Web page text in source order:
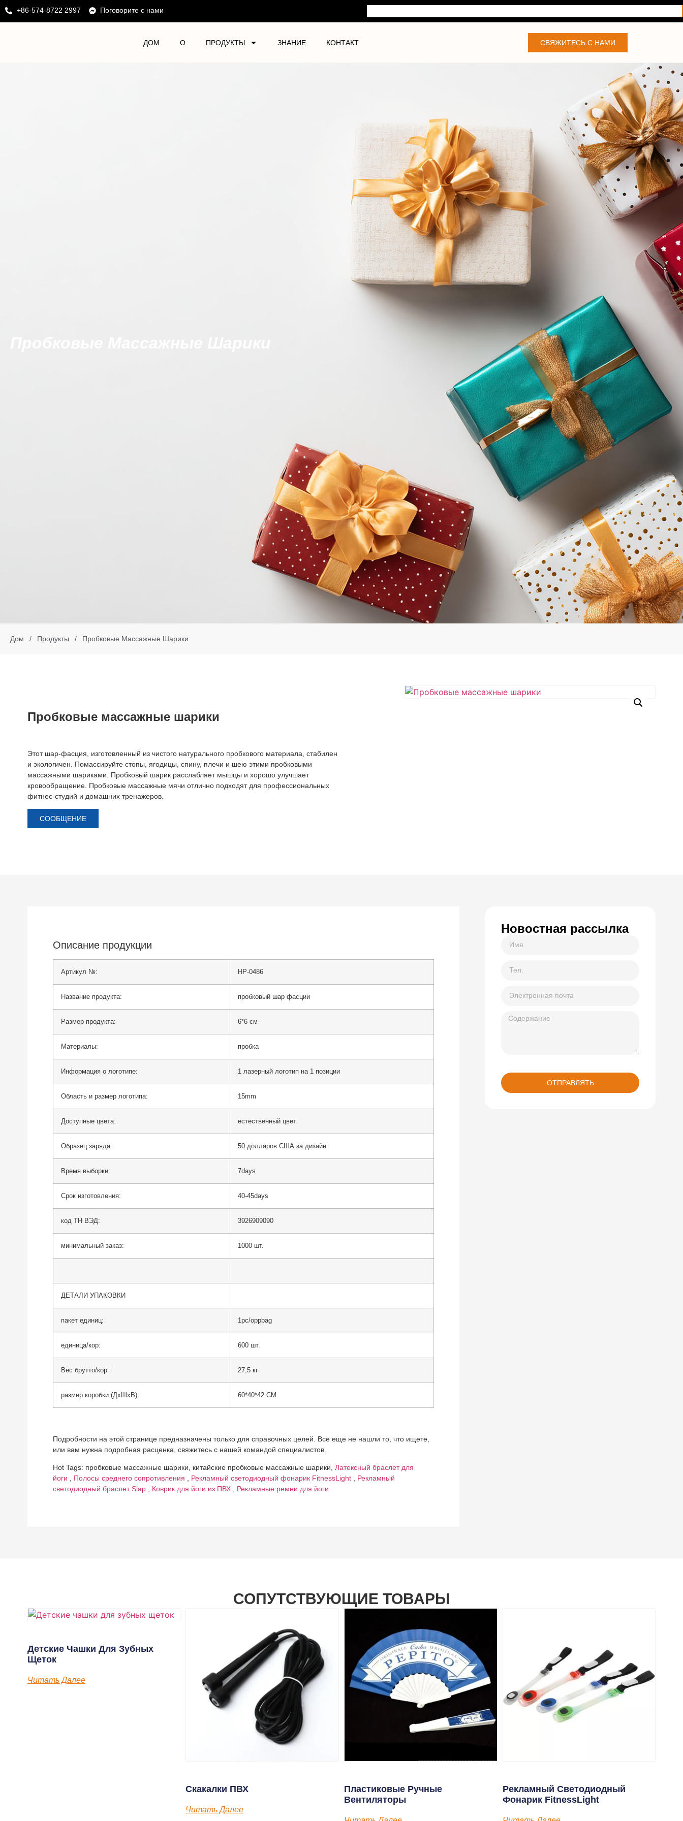
+86-574-8722 2997 Поговорите с нами
ДОМ О ПРОДУКТЫ ЗНАНИЕ КОНТАКТ СВЯЖИТЕСЬ С НАМИ
Дом / Продукты / Пробковые Массажные Шарики
Пробковые массажные шарики
Этот шар-фасция, изготовленный из чистого натурального пробкового материала, стабилен
и экологичен. Помассируйте стопы, ягодицы, спину, плечи и шею этими пробковыми
массажными шариками. Пробковый шарик расслабляет мышцы и хорошо улучшает
кровообращение. Пробковые массажные мячи отлично подходят для профессиональных
фитнес-студий и домашних тренажеров.
СООБЩЕНИЕ
Описание продукции
Артикул №: HP-0486
Название продукта: пробковый шар фасции
Размер продукта: 6*6 см
Материалы: пробка
Информация о логотипе: 1 лазерный логотип на 1 позиции
Область и размер логотипа: 15mm
Доступные цвета: естественный цвет
Образец заряда: 50 долларов США за дизайн
Время выборки: 7days
Срок изготовления: 40-45days
код ТН ВЭД: 3926909090
минимальный заказ: 1000 шт.
ДЕТАЛИ УПАКОВКИ
пакет единиц: 1pc/oppbag
единица/кор: 600 шт.
Вес брутто/кор.: 27,5 кг
размер коробки (ДхШхВ): 60*40*42 СМ
Подробности на этой странице предназначены только для справочных целей. Все еще не нашли то, что ищете,
или вам нужна подробная расценка, свяжитесь с нашей командой специалистов.
Hot Tags: пробковые массажные шарики, китайские пробковые массажные шарики, Латексный браслет для
йоги
Полосы среднего сопротивления Рекламный светодиодный фонарик FitnessLight
Рекламный
светодиодный браслет Slap
Коврик для йоги из ПВХ Рекламные ремни для йоги
Новостная рассылка
ОТПРАВЛЯТЬ
СОПУТСТВУЮЩИЕ ТОВАРЫ
Детские Чашки Для Зубных
Щеток
Читать Далее
Скакалки ПВХ
Читать Далее
Пластиковые Ручные
Вентиляторы
Рекламный Светодиодный
Фонарик FitnessLight